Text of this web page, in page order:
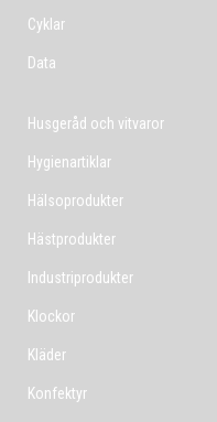
Cyklar
Data
Husgeråd och vitvaror
Hygienartiklar
Hälsoprodukter
Hästprodukter
Industriprodukter
Klockor
Kläder
Konfektyr